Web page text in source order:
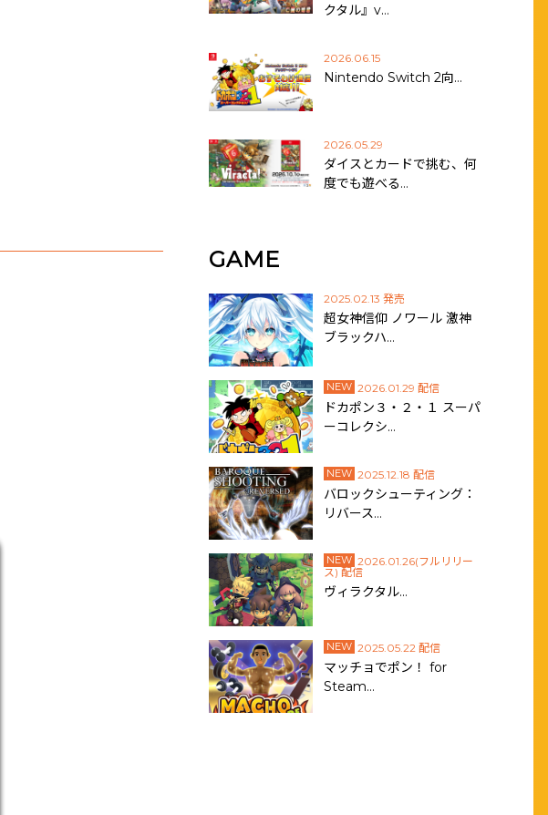
クタル』v…
2026.06.15
Nintendo Switch 2向…
2026.05.29
ダイスとカードで挑む、何
度でも遊べる…
GAME
2025.02.13 発売
超女神信仰 ノワール 激神
ブラックハ…
NEW 2026.01.29 配信
ドカポン３・２・１ スーパ
ーコレクシ…
NEW 2025.12.18 配信
バロックシューティング：
リバース…
NEW 2026.01.26(フルリリー
ス) 配信
ヴィラクタル…
NEW 2025.05.22 配信
マッチョでポン！ for
Steam…